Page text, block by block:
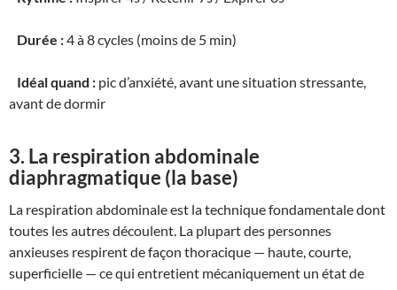
Durée :4 à 8 cycles (moins de 5 min)
Idéal quand : pic d’anxiété, avant une situation stressante,
avant de dormir
3. La respiration abdominale
diaphragmatique (la base)
La respiration abdominale est la technique fondamentale dont
toutes les autres découlent. La plupart des personnes
anxieuses respirent de façon thoracique — haute, courte,
superficielle — ce qui entretient mécaniquement un état de